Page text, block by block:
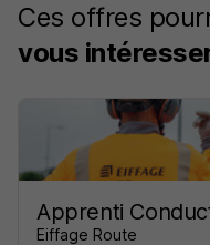
Ces offres
vous
Apprenti
Eiffage Route